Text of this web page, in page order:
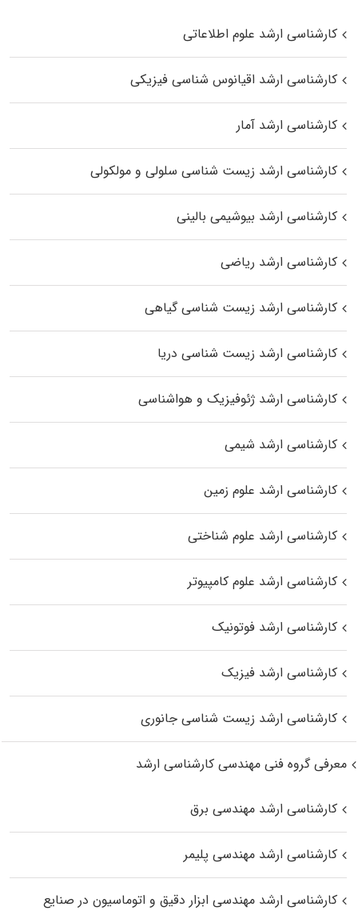
کارشناسی ارشد علوم اطلاعاتی
کارشناسی ارشد اقیانوس‌ شناسی فیزیکی
کارشناسی ارشد آمار
کارشناسی ارشد زیست شناسی سلولی و مولکولی
کارشناسی ارشد بیوشیمی بالینی
کارشناسی ارشد ریاضی
کارشناسی ارشد زیست‌ شناسی گیاهی
کارشناسی ارشد زیست‌ شناسی دریا
کارشناسی ارشد ژئوفیزیک و هواشناسی
کارشناسی ارشد شیمی
کارشناسی ارشد علوم زمین
کارشناسی ارشد علوم شناختی
کارشناسی ارشد علوم کامپیوتر
کارشناسی ارشد فوتونیک
کارشناسی ارشد فیزیک
کارشناسی ارشد زیست‌ شناسی جانوری
معرفی گروه فنی مهندسی کارشناسی ارشد
کارشناسی ارشد مهندسی برق
کارشناسی ارشد مهندسی پلیمر
کارشناسی ارشد مهندسی ابزار دقیق و اتوماسیون در صنایع